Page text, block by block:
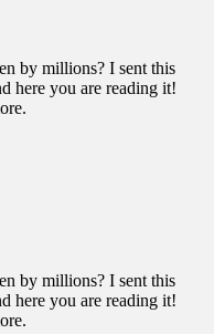
by millions? I sent this
here you are reading it!
by millions? I sent this
here you are reading it!